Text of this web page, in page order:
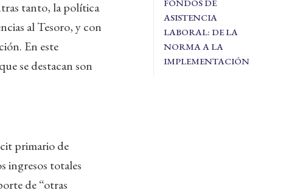
tanto, la política
al Tesoro, y con
En este
se destacan son
primario de
ingresos totales
de “otras
FONDOS DE
ASISTENCIA
LABORAL: DE LA
NORMA A LA
IMPLEMENTACIÓN